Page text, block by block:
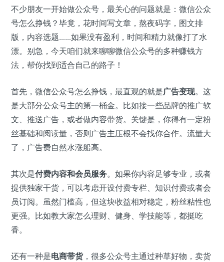
不少朋友一开始做公众号，最关心的问题就是：微信公众
号怎么挣钱？毕竟，花时间写文章，熬夜码字，图文排
版，内容选题……如果没有盈利，时间和精力就像打了水
漂。别急，今天咱们就来聊聊微信公众号的多种赚钱方
法，帮你找到适合自己的路子！
首先，微信公众号怎么挣钱，最直观的就是广告变现。这
是大部分公众号主的第一桶金。比如接一些品牌的推广软
文、推送广告，或者做内容带货。关键是，你得有一定粉
丝基础和阅读量，否则广告主压根不会找你合作。流量大
了，广告费自然水涨船高。
其次是付费内容和会员服务。如果你内容足够专业，或者
提供独家干货，可以考虑开设付费专栏、知识付费或者会
员订阅。虽然门槛高，但这块收益相对稳定，粉丝粘性也
更强。比如教大家怎么理财、健身、学技能等，都挺吃
香。
还有一种是电商带货，很多公众号主通过种草好物，卖货